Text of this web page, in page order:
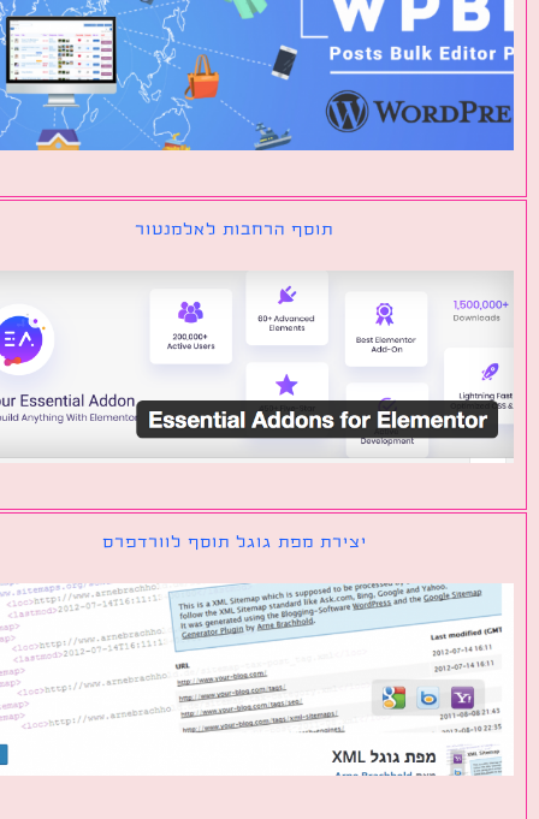
תוסף הרחבות לאלמנטור
יצירת מפת גוגל תוסף לוורדפרס